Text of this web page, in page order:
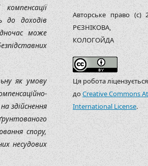
до доходів
може
як умову
здійснення
спору,
несудових
Авторське право (c)
РЄЗНІКОВА,
КОЛОГОЙДА
Ця робота
доCreative Commons
International License.